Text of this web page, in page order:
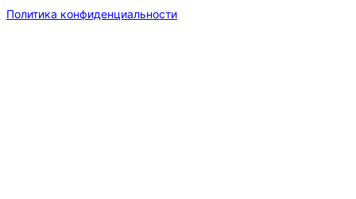
Политика конфиденциальности